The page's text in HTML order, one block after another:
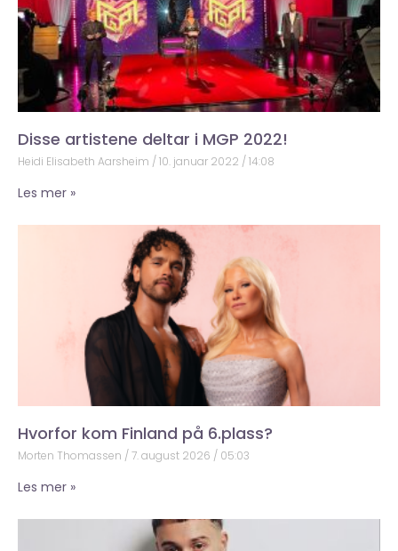
Disse artistene deltar i MGP 2022!
Heidi Elisabeth Aarsheim 10. januar 2022 14:08
Les mer »
Hvorfor kom Finland på 6.plass?
Morten Thomassen 7. august 2026 05:03
Les mer »